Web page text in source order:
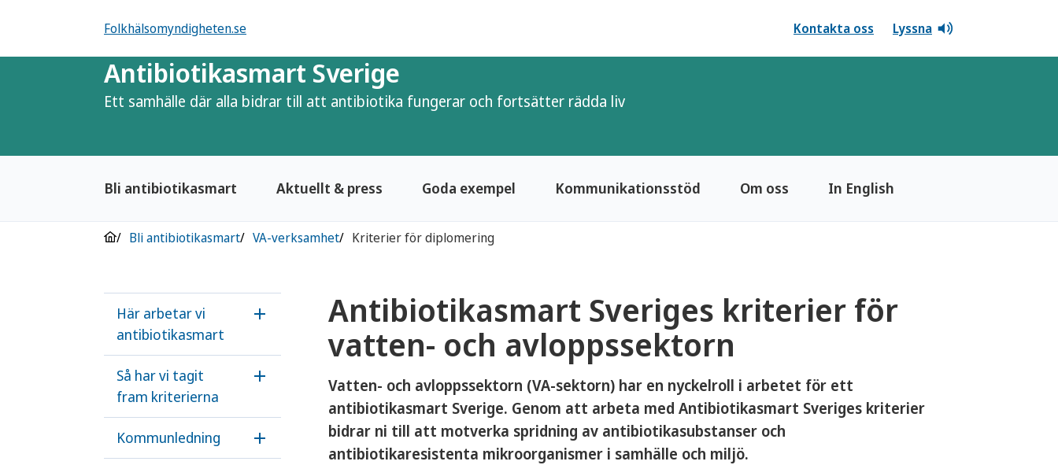
Folkhälsomyndigheten.se Kontakta oss Lyssna
Antibiotikasmart Sverige
Ett samhälle där alla bidrar till att antibiotika fungerar och fortsätter rädda liv
Bli antibiotikasmart Aktuellt & press Goda exempel Kommunikationsstöd Om oss In English
Bli antibiotikasmart VA-verksamhet Kriterier för diplomering
Här arbetar vi
antibiotikasmart
Öppna undermeny för Här arbetar vi antibiotikasmart
Så har vi tagit
fram kriterierna
Öppna undermeny för Så har vi tagit fram kriterierna
Kommunledning
Öppna undermeny för Kommunledning
Antibiotikasmart Sveriges kriterier för
vatten- och avloppssektorn
Vatten- och avloppssektorn (VA-sektorn) har en nyckelroll i arbetet för ett
antibiotikasmart Sverige. Genom att arbeta med Antibiotikasmart Sveriges kriterier
bidrar ni till att motverka spridning av antibiotikasubstanser och
antibiotikaresistenta mikroorganismer i samhälle och miljö.